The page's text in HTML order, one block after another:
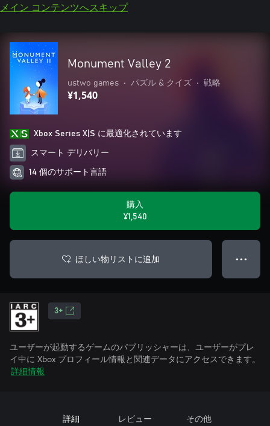
メイン コンテンツへスキップ
Monument Valley 2
ustwo games • パズル & クイズ • 戦略
¥1,540
Xbox Series X|S に最適化されています
スマート デリバリー
14 個のサポート言語
購入
¥1,540
ほしい物リストに追加 ● ● ●
3+
ユーザーが起動するゲームのパブリッシャーは、ユーザーがプレ
イ中に Xbox プロフィール情報と関連データにアクセスできます。
詳細情報
詳細 レビュー その他